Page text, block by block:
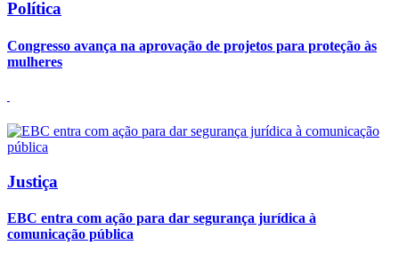
Política
Congresso avança na aprovação de projetos para proteção às
mulheres
Justiça
EBC entra com ação para dar segurança jurídica à
comunicação pública